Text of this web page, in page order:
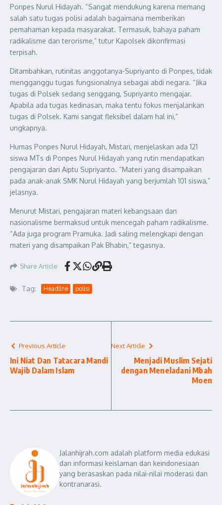
Ponpes Nurul Hidayah. “Sangat mendukung karena memang
salah satu tugas polisi adalah bagaimana memberikan
pemahaman kepada masyarakat. Termasuk, bahaya paham
radikalisme dan terorisme,” tutur Kapolsek dikonfirmasi
terpisah.
Ditambahkan, rutinitas anggotanya-Supriyanto di Ponpes, tidak
mengganggu tugas fungsionalnya sebagai abdi negara. “Jika
tugas di Polsek sedang senggang, Supriyanto mengajar.
Apabila ada tugas kedinasan, maka tentu fokus menjalankan
tugas di Polsek. Kami sangat fleksibel dalam hal ini,”
ungkapnya.
Humas Ponpes Nurul Hidayah, Mistari, menjelaskan ada 121
siswa MTs di Ponpes Nurul Hidayah yang rutin mendapatkan
pengajaran dari Aiptu Supriyanto. “Materi yang disampaikan
pada anak-anak SMK Nurul Hidayah yang berjumlah 101 siswa,”
jelasnya.
Menurut Mistari, pengajaran materi kebangsaan dan
nasionalisme bermaksud untuk mencegah paham radikalisme.
“Ada juga program Pramuka. Jadi saling melengkapi dengan
materi yang disampaikan Pak Bhabin,” tegasnya.
Share Article
Tag: Headline polisi
Previous Article
Ini Niat Dan Tatacara Mandi
Wajib Dalam Islam
Next Article
Menjadi Muslim Sejati
dengan Meneladani Mbah
Moen
Jalanhijrah.com adalah platform media edukasi
dan informasi keislaman dan keindonesiaan
yang berasaskan pada nilai-nilai moderasi dan
kontranarasi.